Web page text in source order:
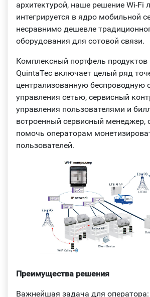
архитектурой, наше решение Wi-Fi
интегрируется в ядро мобильной
несравнимо дешевле
оборудования для сотовой связи.
Комплексный портфель
QuintaTec включает целый ряд
централизованную беспроводную
управления сетью, сервисный
управления пользователями и
встроенный сервисный менеджер,
помочь операторам
пользователей.
Преимущества решения
Важнейшая задача для оператора: